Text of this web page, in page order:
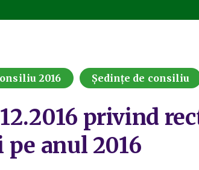
2016 Ședințe de consiliu
privind
anul 2016